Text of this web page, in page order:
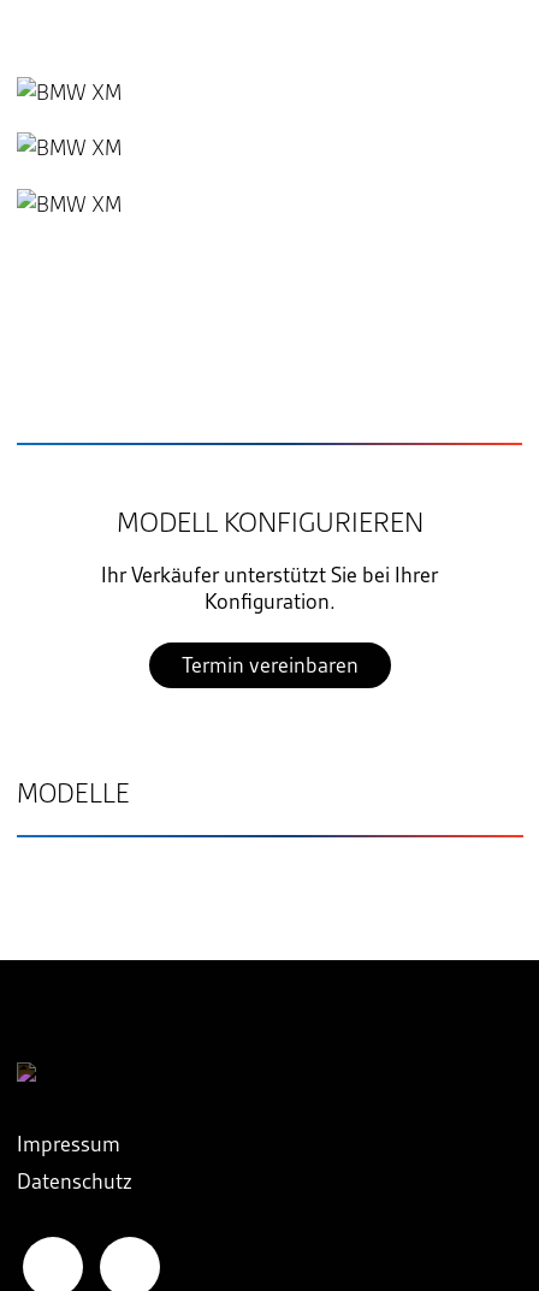
MODELL KONFIGURIEREN
Ihr Verkäufer unterstützt Sie bei Ihrer
Konfiguration.
Termin vereinbaren
MODELLE
Impressum
Datenschutz